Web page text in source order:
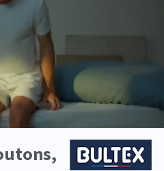
et côtés
vos questions